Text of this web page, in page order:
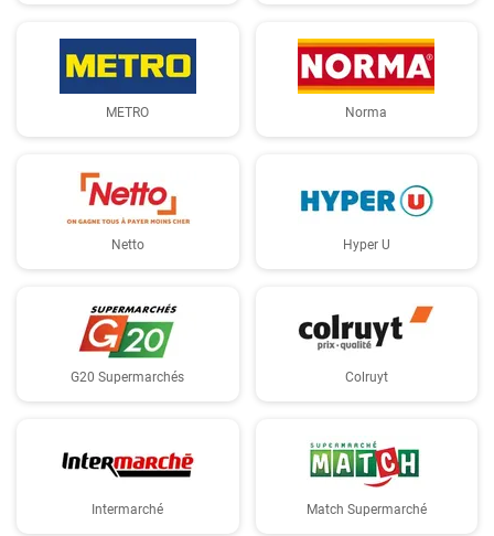
METRO Norma
Netto Hyper U
G20 Supermarchés Colruyt
Intermarché Match Supermarché